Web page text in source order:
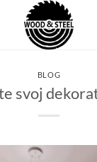
BLOG
svoj